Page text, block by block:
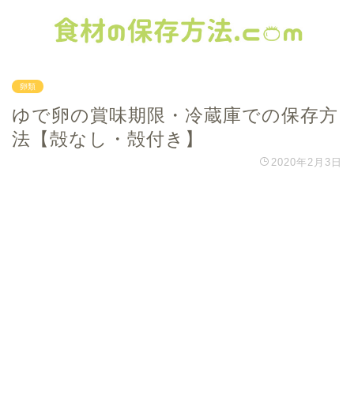
卵類
ゆで卵の賞味期限・冷蔵庫での保存方
法【殻なし・殻付き】
2020年2月3日